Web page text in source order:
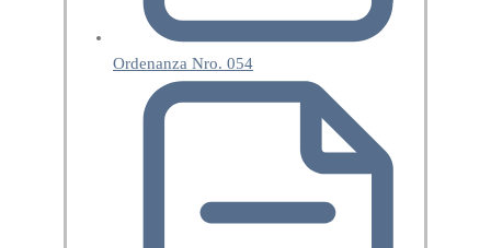
Ordenanza Nro. 054